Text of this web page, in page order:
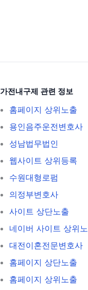
가전내구제 관련 정보
홈페이지 상위노출
용인음주운전변호사
성남법무법인
웹사이트 상위등록
수원대형로펌
의정부변호사
사이트 상단노출
네이버 사이트 상위
대전이혼전문변호사
홈페이지 상단노출
홈페이지 상위노출